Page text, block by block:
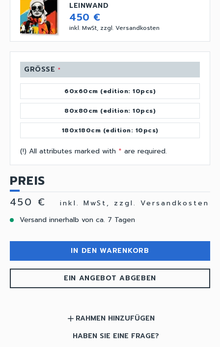
LEINWAND
450 €
inkl. MwSt, zzgl. Versandkosten
GRÖSSE *
60x60cm (edition: 10pcs)
80x80cm (edition: 10pcs)
180x180cm (edition: 10pcs)
(!) All attributes marked with * are required.
PREIS
450 €
inkl. MwSt, zzgl. Versandkosten
Versand innerhalb von ca. 7 Tagen
IN DEN WARENKORB
EIN ANGEBOT ABGEBEN
add RAHMEN HINZUFÜGEN
HABEN SIE EINE FRAGE?